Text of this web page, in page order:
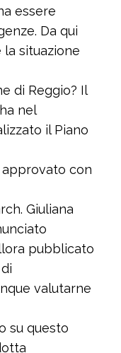
essere
Da qui
la situazione
di Reggio? Il
nel
il Piano
approvato con
Giuliana
pubblicato
valutarne
su questo